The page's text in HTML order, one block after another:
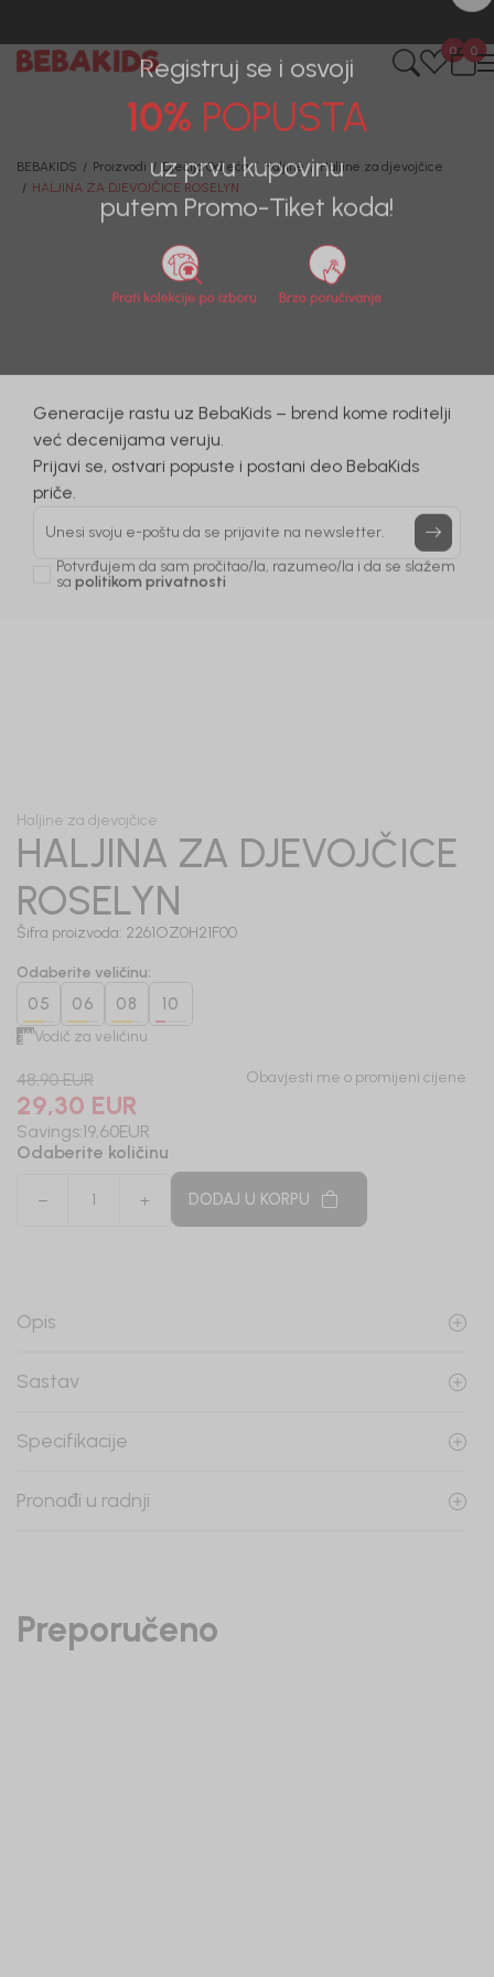
0 0
BEBAKIDS Proizvodi Dječija Odjeća Haljine
Haljine za djevojčice
HALJINA ZA DJEVOJČICE ROSELYN
Haljine za djevojčice
HALJINA ZA DJEVOJČICE
ROSELYN
Šifra proizvoda: 2261OZ0H21F00
Odaberite veličinu:
05 06 08 10
Vodič za veličinu
48,90 EUR
29,30 EUR
Savings:19,60EUR
Obavjesti me o promijeni cijene
Odaberite količinu
DODAJ U KORPU
Opis
Sastav
Specifikacije
Pronađi u radnji
Preporučeno
Registruj se i osvoji
10% POPUSTA
uz prvu kupovinu
putem Promo-Tiket koda!
Generacije rastu uz BebaKids – brend kome roditelji
već decenijama veruju.
Prijavi se, ostvari popuste i postani deo BebaKids
priče.
Unesi svoju e-poštu da se prijavite na newsletter.